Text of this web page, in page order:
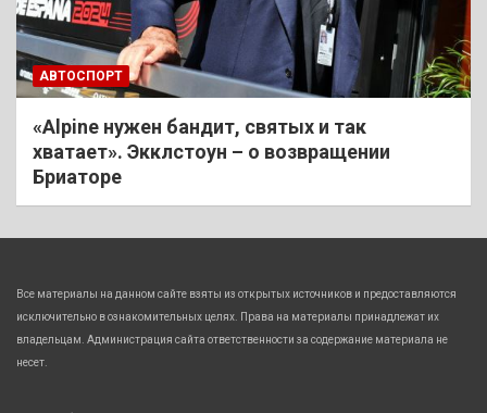
АВТОСПОРТ
«Alpine нужен бандит, святых и так
хватает». Экклстоун – о возвращении
Бриаторе
Все материалы на данном сайте взяты из открытых источников и предоставляются
исключительно в ознакомительных целях. Права на материалы принадлежат их
владельцам. Администрация сайта ответственности за содержание материала не
несет.